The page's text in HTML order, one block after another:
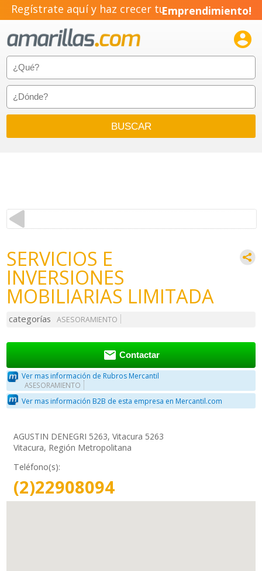
Regístrate aquí y haz crecer tuEmprendimiento!

SERVICIOS E
INVERSIONES
MOBILIARIAS LIMITADA
categorías ASESORAMIENTO
 Contactar
Ver mas información de Rubros Mercantil
ASESORAMIENTO
Ver mas información B2B de esta empresa en Mercantil.com
AGUSTIN DENEGRI 5263, Vitacura 5263
Vitacura, Región Metropolitana
Teléfono(s):
(2)22908094